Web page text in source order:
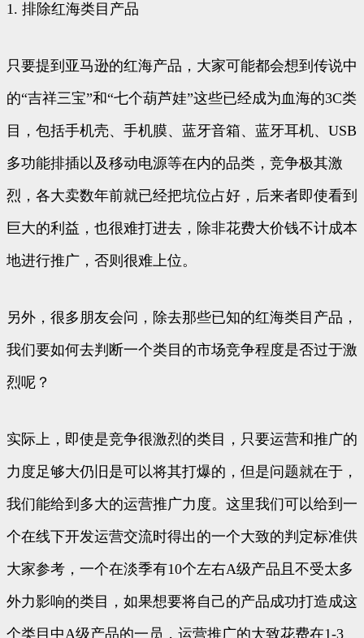
1. 排除红海类目产品
只要提到亚马逊的红海产品，大家可能都会想到传说中
的“吉祥三宝”和“七个葫芦娃”这些已经成为血海的3C类
目，包括手机壳、手机膜、蓝牙音箱、蓝牙耳机、USB
多功能排插以及移动电源等在内的品类，竞争极其激
烈，各大卖数年前就已经把坑位占好，后来者即使看到
巨大的利益，也很难打进去，除非花费大价钱不计成本
地进行推广，否则很难上位。
另外，很多朋友会问，除去那些已知的红海类目产品，
我们要如何去判断一个类目的市场竞争程度是否过于激
烈呢？
实际上，即使是竞争很激烈的类目，只要运营和推广的
力度足够大仍旧是可以将其打爆的，但是问题就在于，
我们能给到多大的运营推广力度。这里我们可以给到一
个在线下开发运营交流时得出的一个大致的判定标准供
大家参考，一个在淡季有10个左右A级产品且不受太多
外力影响的类目，如果想要将自己的产品成功打造成这
个类目中A级产品的一员，运营推广的大致花费在1-3